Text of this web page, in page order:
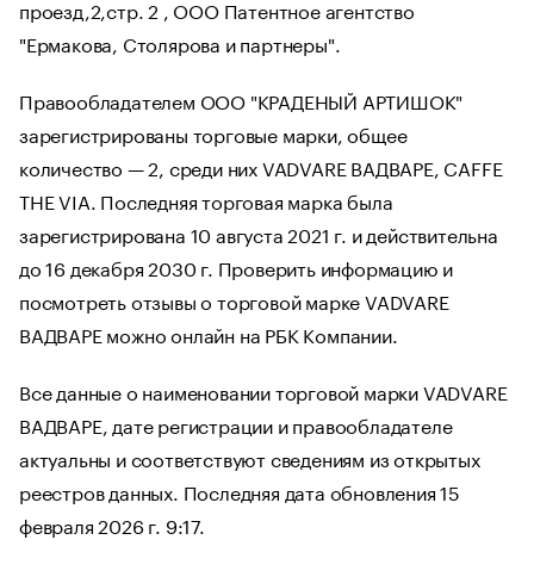
проезд,2,стр. 2 , ООО Патентное агентство
"Ермакова, Столярова и партнеры".
Правообладателем ООО "КРАДЕНЫЙ АРТИШОК"
зарегистрированы торговые марки, общее
количество — 2, среди них VADVARE ВАДВАРЕ, CAFFE
THE VIA. Последняя торговая марка была
зарегистрирована 10 августа 2021 г. и действительна
до 16 декабря 2030 г. Проверить информацию и
посмотреть отзывы о торговой марке VADVARE
ВАДВАРЕ можно онлайн на РБК Компании.
Все данные о наименовании торговой марки VADVARE
ВАДВАРЕ, дате регистрации и правообладателе
актуальны и соответствуют сведениям из открытых
реестров данных. Последняя дата обновления 15
февраля 2026 г. 9:17.